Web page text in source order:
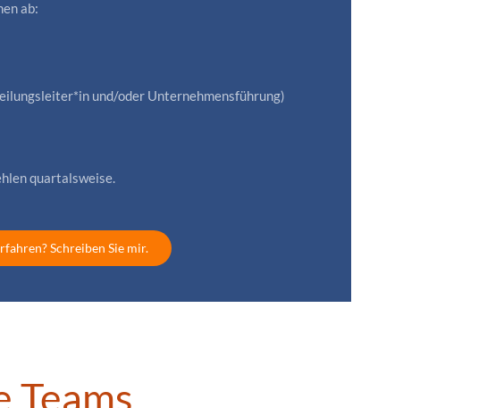
ab:
und/oder Unternehmensführung)
quartalsweise.
Schreiben Sie mir.